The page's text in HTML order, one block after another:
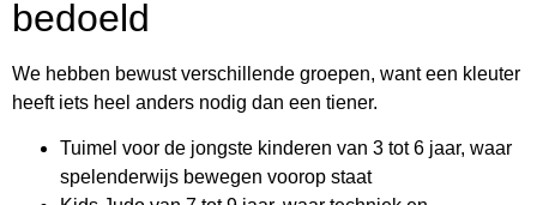
bedoeld
We hebben bewust verschillende groepen, want een kleuter
heeft iets heel anders nodig dan een tiener.
Tuimel voor de jongste kinderen van 3 tot 6 jaar, waar
spelenderwijs bewegen voorop staat